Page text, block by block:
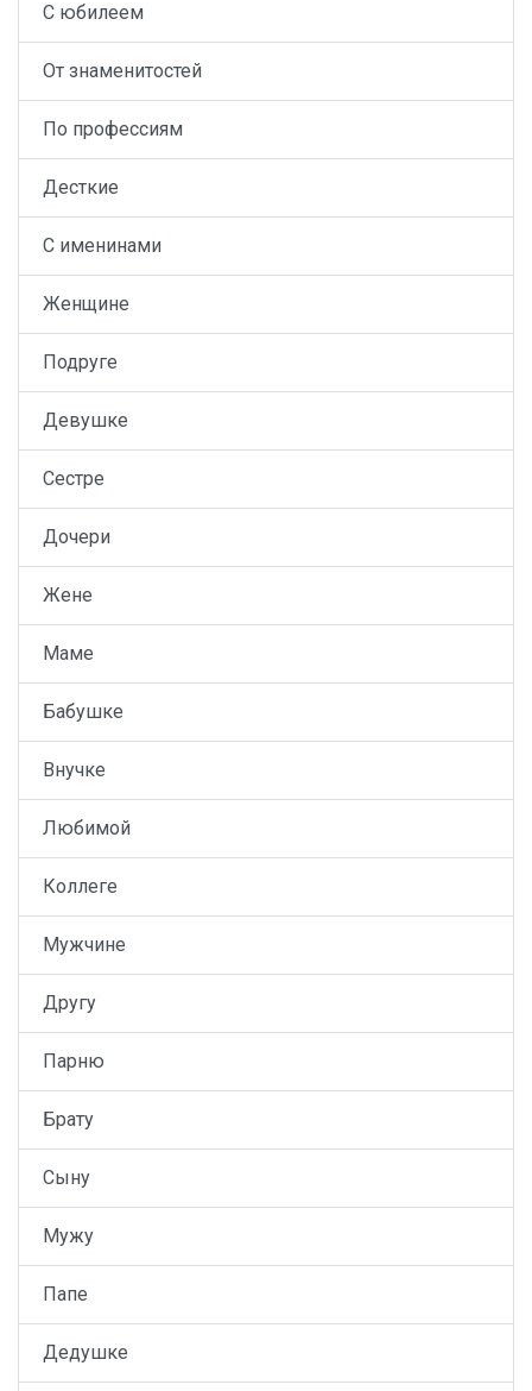
С юбилеем
От знаменитостей
По профессиям
Десткие
С именинами
Женщине
Подруге
Девушке
Сестре
Дочери
Жене
Маме
Бабушке
Внучке
Любимой
Коллеге
Мужчине
Другу
Парню
Брату
Сыну
Мужу
Папе
Дедушке